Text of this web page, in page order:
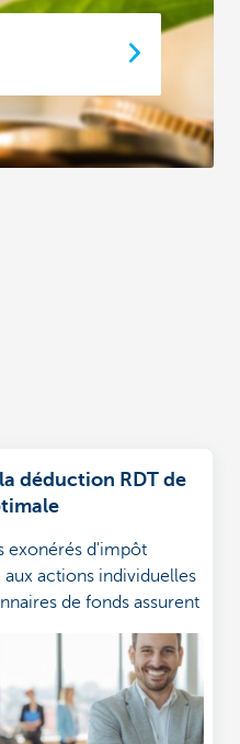
déduction RDT de
exonérés d'impôt
aux actions individuelles
de fonds assurent